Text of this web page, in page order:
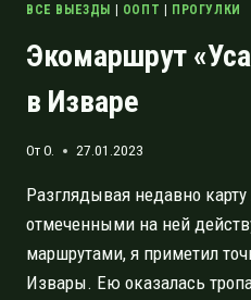
ВСЕ ВЫЕЗДЫ | ООПТ | ПРОГУЛКИ
Экомаршрут
в Изваре
ОтO. 27.01.2023
Разглядывая недавно
отмеченными на ней
маршрутами, я приметил
Извары. Ею оказалась